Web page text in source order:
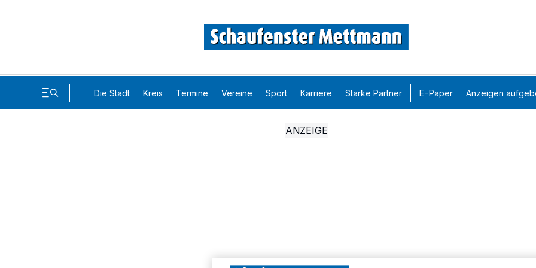
Die Stadt Kreis Termine Vereine Sport Karriere Starke Partner E-Paper Anzeigen